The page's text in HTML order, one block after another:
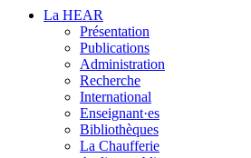
La HEAR
Présentation
Publications
Administration
Recherche
International
Enseignant·es
Bibliothèques
La Chaufferie